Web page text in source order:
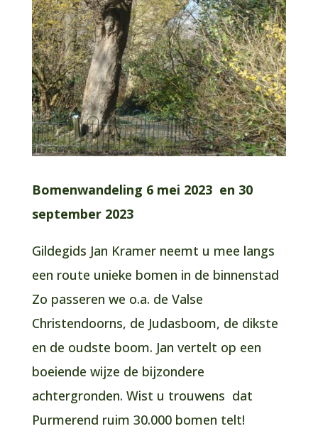
Bomenwandeling 6 mei 2023 en 30
september 2023
Gildegids Jan Kramer neemt u mee langs
een route unieke bomen in de binnenstad
Zo passeren we o.a. de Valse
Christendoorns, de Judasboom, de dikste
en de oudste boom. Jan vertelt op een
boeiende wijze de bijzondere
achtergronden. Wist u trouwens dat
Purmerend ruim 30.000 bomen telt!